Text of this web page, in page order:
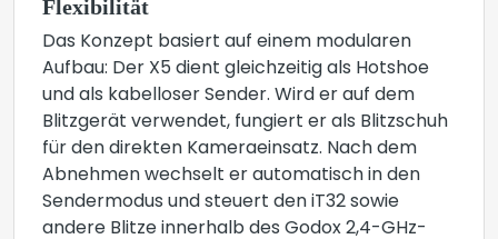
Flexibilität
Das Konzept basiert auf einem modularen
Aufbau: Der X5 dient gleichzeitig als Hotshoe
und als kabelloser Sender. Wird er auf dem
Blitzgerät verwendet, fungiert er als Blitzschuh
für den direkten Kameraeinsatz. Nach dem
Abnehmen wechselt er automatisch in den
Sendermodus und steuert den iT32 sowie
andere Blitze innerhalb des Godox 2,4-GHz-